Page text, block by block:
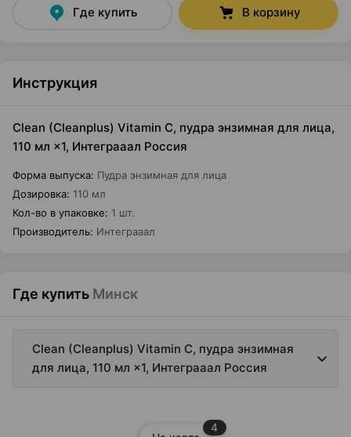
Где купить В корзину
Инструкция
Clean (Cleanplus) Vitamin C, пудра энзимная для лица,
110 мл ×1, Интеграаал Россия
Форма выпуска: Пудра энзимная для лица
Дозировка: 110 мл
Кол-во в упаковке: 1 шт.
Производитель: Интеграаал
Где купить Минск
Clean (Cleanplus) Vitamin C, пудра энзимная
для лица, 110 мл ×1, Интеграаал Россия
4